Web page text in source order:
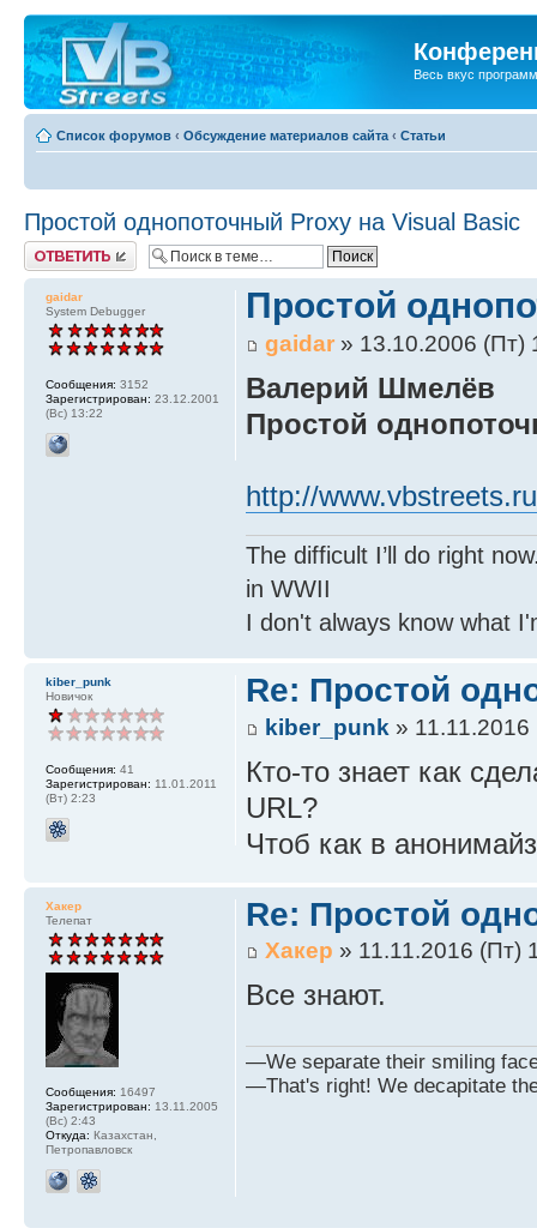
Весь вкус
Список форумов ‹ Обсуждение материалов сайта ‹ Статьи
Простой однопоточный Proxy на Visual Basic
Ответить
gaidar
System Debugger
Сообщения: 3152
Зарегистрирован: 23.12.2001
(Вс) 13:22
Простой
gaidar» 13.10.2006 (Пт)
Валерий Шмелёв
Простой
http://
The difficult I’ll do right
in WWII
I don't always know what
kiber_punk
Новичок
Сообщения: 41
Зарегистрирован: 11.01.2011
(Вт) 2:23
Re: Простой
kiber_punk »
Кто-то знает как
URL?
Чтоб как в
Хакер
Телепат
Сообщения: 16497
Зарегистрирован: 13.11.2005
(Вс) 2:43
Откуда: Казахстан,
Петропавловск
Re: Простой
Хакер » 11.11.2016 (Пт)
Все знают.
—We separate their smiling
—That's right! We decapitate